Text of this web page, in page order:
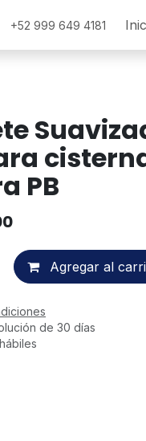
+52 999 649 4181
PB
Agregar al
de 30 días